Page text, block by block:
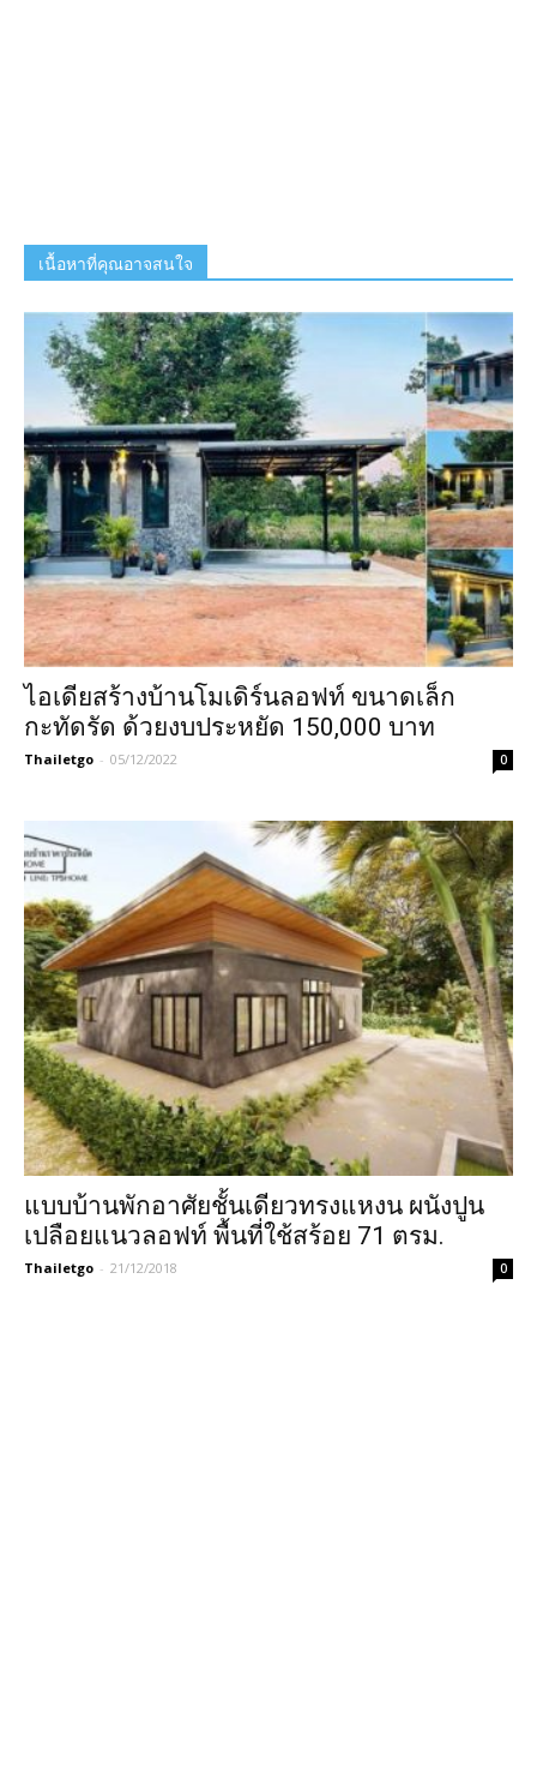
เนื้อหาที่คุณอาจสนใจ
ไอเดียสร้างบ้านโมเดิร์นลอฟท์ ขนาดเล็ก
กะทัดรัด ด้วยงบประหยัด 150,000 บาท
Thailetgo - 05/12/2022 0
แบบบ้านพักอาศัยชั้นเดียวทรงแหงน ผนังปูน
เปลือยแนวลอฟท์ พื้นที่ใช้สร้อย 71 ตรม.
Thailetgo - 21/12/2018 0